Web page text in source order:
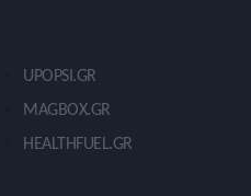
UPOPSI.GR
MAGBOX.GR
HEALTHFUEL.GR